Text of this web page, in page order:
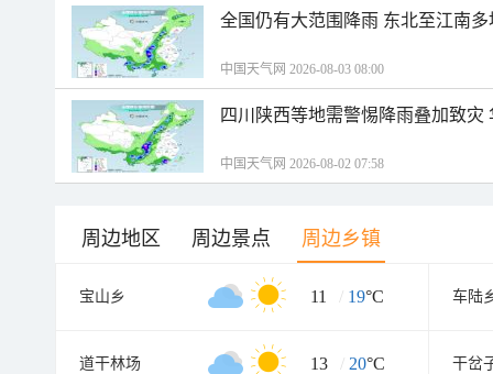
全国仍有大范围降雨 东北至江南
中国天气网 2026-08-03 08:00
四川陕西等地需警惕降雨叠加致
中国天气网 2026-08-02 07:58
周边地区 周边景点 周边乡镇
宝山乡 11 / 19°C 车陆
道干林场 13 / 20°C 干岔